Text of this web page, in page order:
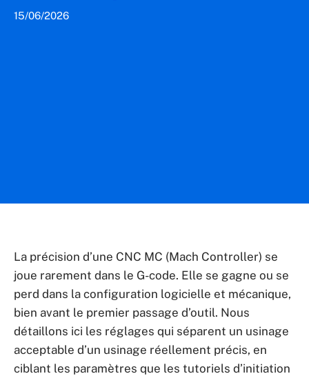
15/06/2026
La précision d’une CNC MC (Mach Controller) se
joue rarement dans le G-code. Elle se gagne ou se
perd dans la configuration logicielle et mécanique,
bien avant le premier passage d’outil. Nous
détaillons ici les réglages qui séparent un usinage
acceptable d’un usinage réellement précis, en
ciblant les paramètres que les tutoriels d’initiation